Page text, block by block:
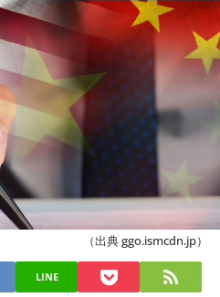
（出典 ggo.ismcdn.jp）
LINE